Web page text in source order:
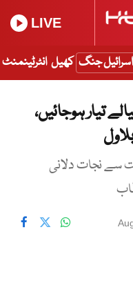
LIVE
اسرائیل جنگ کھیل انٹرٹینمنٹ
تیار ہوجائیں،
سے نجات دلانی